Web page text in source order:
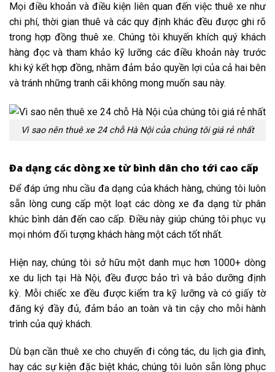
Mọi điều khoản và điều kiện liên quan đến việc thuê xe như
chi phí, thời gian thuê và các quy định khác đều được ghi rõ
trong hợp đồng thuê xe. Chúng tôi khuyến khích quý khách
hàng đọc và tham khảo kỹ lưỡng các điều khoản này trước
khi ký kết hợp đồng, nhằm đảm bảo quyền lợi của cả hai bên
và tránh những tranh cãi không mong muốn sau này.
Vì sao nên thuê xe 24 chỗ Hà Nội của chúng tôi giá rẻ nhất
Đa dạng các dòng xe từ bình dân cho tới cao cấp
Để đáp ứng nhu cầu đa dạng của khách hàng, chúng tôi luôn
sẵn lòng cung cấp một loạt các dòng xe đa dạng từ phân
khúc bình dân đến cao cấp. Điều này giúp chúng tôi phục vụ
mọi nhóm đối tượng khách hàng một cách tốt nhất.
Hiện nay, chúng tôi sở hữu một danh mục hơn 1000+ dòng
xe du lịch tại Hà Nội, đều được bảo trì và bảo dưỡng định
kỳ. Mỗi chiếc xe đều được kiểm tra kỹ lưỡng và có giấy tờ
đăng ký đầy đủ, đảm bảo an toàn và tin cậy cho mỗi hành
trình của quý khách.
Dù bạn cần thuê xe cho chuyến đi công tác, du lịch gia đình,
hay các sự kiện đặc biệt khác, chúng tôi luôn sẵn lòng phục